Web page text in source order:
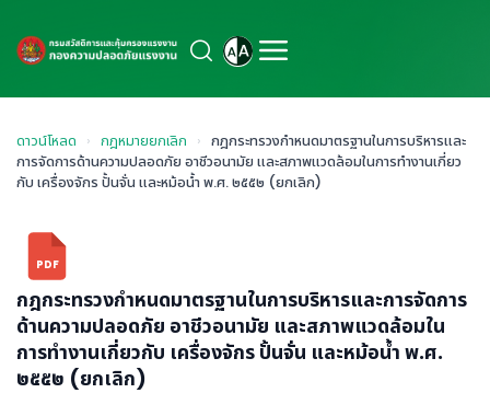
ดาวน์โหลด › กฎหมายยกเลิก › กฎกระทรวงกำหนดมาตรฐานในการบริหารและ
การจัดการด้านความปลอดภัย อาชีวอนามัย และสภาพแวดล้อมในการทำงานเกี่ยว
กับ เครื่องจักร ปั้นจั่น และหม้อน้ำ พ.ศ. ๒๕๕๒ (ยกเลิก)
PDF
กฎกระทรวงกำหนดมาตรฐานในการบริหารและการจัดการ
ด้านความปลอดภัย อาชีวอนามัย และสภาพแวดล้อมใน
การทำงานเกี่ยวกับ เครื่องจักร ปั้นจั่น และหม้อน้ำ พ.ศ.
๒๕๕๒ (ยกเลิก)